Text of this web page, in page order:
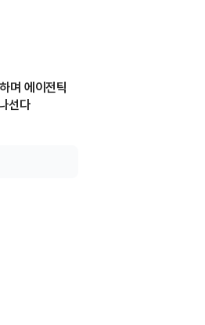
며 에이전틱
선다